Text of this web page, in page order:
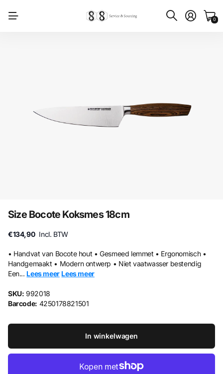
0
Size Bocote Koksmes 18cm
€134,90 Incl. BTW
• Handvat van Bocote hout • Gesmeed lemmet • Ergonomisch •
Handgemaakt • Modern ontwerp • Niet vaatwasser bestendig
Een... Lees meer Lees meer
SKU: 992018
Barcode: 4250178821501
In winkelwagen